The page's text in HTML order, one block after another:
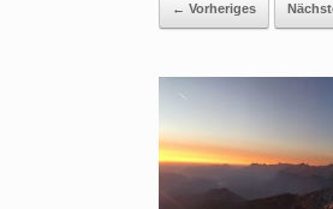
← Vorheriges